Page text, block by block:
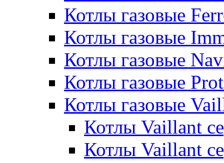
Котлы газовые
Котлы газовые
Котлы газовые
Котлы газовые
Котлы газовые
Котлы Vaillant
Котлы Vaillant